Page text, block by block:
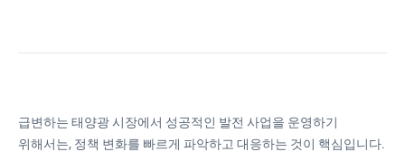
어 두 가지 의무를 모두 수행해야 한다.
제도 참여 시 수익 구조는 기존의
급변하는 태양광 시장에서 성공적인 발전 사업을 운영하기
위해서는, 정책 변화를 빠르게 파악하고 대응하는 것이 핵심입니다.